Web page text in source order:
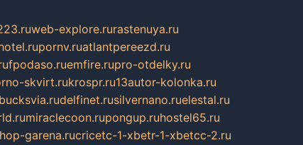
web-explore.rurastenuya.ru
pornv.ruatlantpereezd.ru
fpodaso.ruemfire.rupro-otdelky.ru
skvirt.rukrospr.ru13autor-kolonka.ru
delfinet.rusilvernano.ruelestal.ru
miraclecoon.rupongup.ruhostel65.ru
garena.rucricetc-1-xbetr-1-xbetcc-2.ru